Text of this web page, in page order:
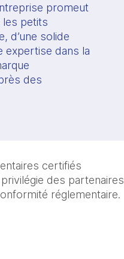
promeut
les petits
d’une solide
expertise dans la
des
certifiés
des partenaires
réglementaire.